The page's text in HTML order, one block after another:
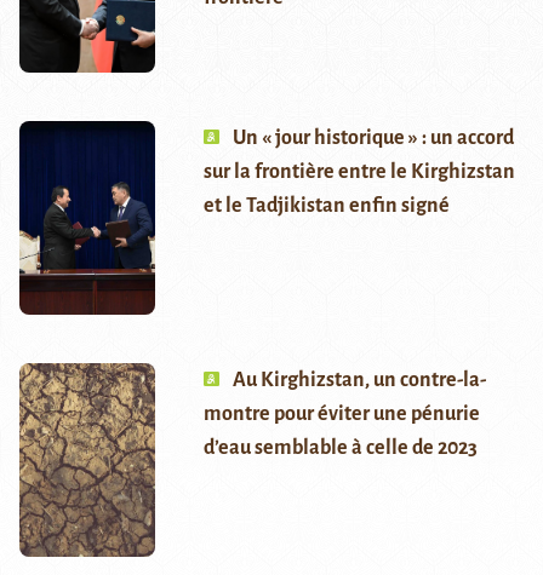
Un « jour historique » : un accord
sur la frontière entre le Kirghizstan
et le Tadjikistan enfin signé
Au Kirghizstan, un contre-la-
montre pour éviter une pénurie
d’eau semblable à celle de 2023